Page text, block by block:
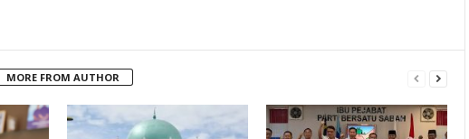
MORE FROM AUTHOR